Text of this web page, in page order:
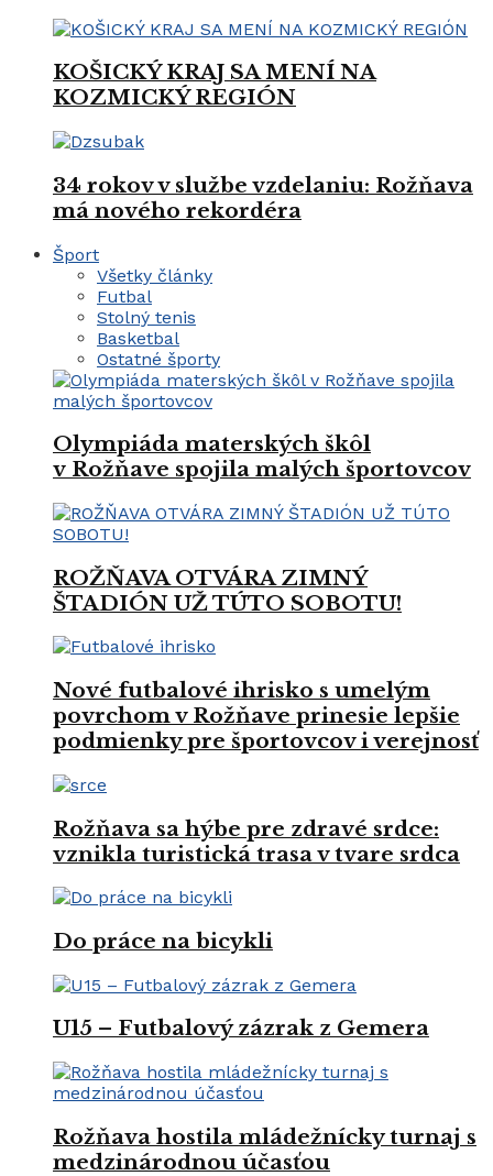
KOŠICKÝ KRAJ SA MENÍ NA
KOZMICKÝ REGIÓN
34 rokov v službe vzdelaniu: Rožňava
má nového rekordéra
Šport
Všetky články
Futbal
Stolný tenis
Basketbal
Ostatné športy
Olympiáda materských škôl
v Rožňave spojila malých športovcov
ROŽŇAVA OTVÁRA ZIMNÝ
ŠTADIÓN UŽ TÚTO SOBOTU!
Nové futbalové ihrisko s umelým
povrchom v Rožňave prinesie lepšie
podmienky pre športovcov i verejnosť
Rožňava sa hýbe pre zdravé srdce:
vznikla turistická trasa v tvare srdca
Do práce na bicykli
U15 – Futbalový zázrak z Gemera
Rožňava hostila mládežnícky turnaj s
medzinárodnou účasťou